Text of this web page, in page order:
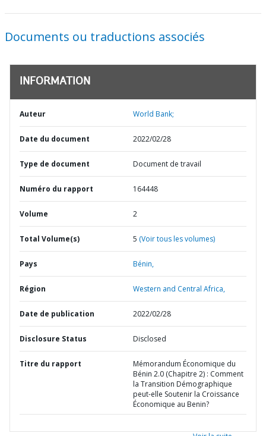
Documents ou traductions associés
INFORMATION
Auteur World Bank;
Date du document 2022/02/28
Type de document Document de travail
Numéro du rapport 164448
Volume 2
Total Volume(s) 5 (Voir tous les volumes)
Pays Bénin,
Région Western and Central Africa,
Date de publication 2022/02/28
Disclosure Status Disclosed
Titre du rapport
Mémorandum Économique du
Bénin 2.0 (Chapitre 2) : Comment
la Transition Démographique
peut-elle Soutenir la Croissance
Économique au Benin?